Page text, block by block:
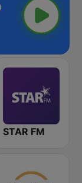
STAR FM